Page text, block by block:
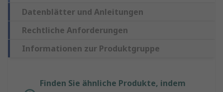
Datenblätter und Anleitungen
Rechtliche Anforderungen
Informationen zur Produktgruppe
Finden Sie ähnliche Produkte, indem